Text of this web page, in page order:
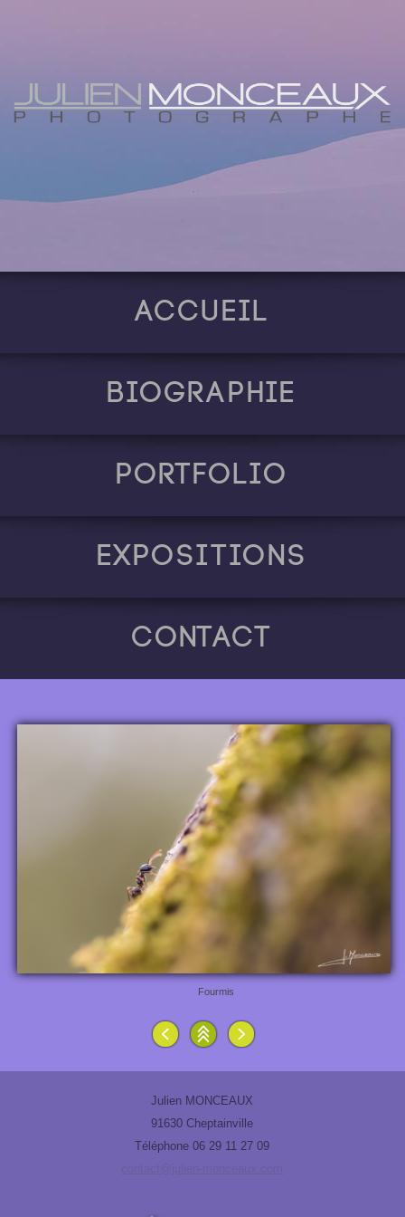
Accueil
Biographie
Portfolio
Expositions
Contact
Fourmis
Julien MONCEAUX
91630 Cheptainville
Téléphone 06 29 11 27 09
contact@julien-monceaux.com